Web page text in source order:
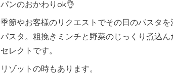
パンのおかわりok👌
季節やお客様のリクエストでその日のパスタを
パスタ。粗挽きミンチと野菜のじっくり煮込ん
セレクトです。
リゾットの時もあります。